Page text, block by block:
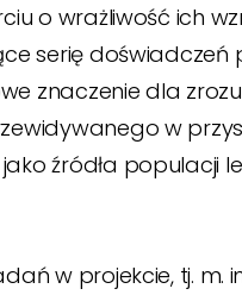
o wrażliwość ich
serię doświadczeń
znaczenie dla
w
źródła populacji
w projekcie, tj. m.